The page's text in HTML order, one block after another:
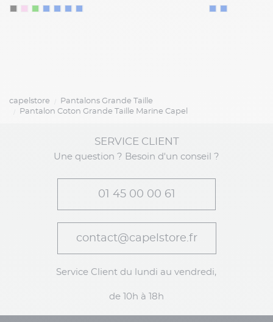
capelstore
Pantalons Grande Taille
Pantalon Coton Grande Taille Marine Capel
SERVICE CLIENT
Une question ? Besoin d'un conseil ?
01 45 00 00 61
contact@capelstore.fr
Service Client du lundi au vendredi,
de 10h à 18h